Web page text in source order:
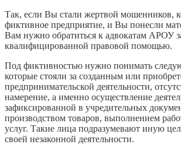
Так, если Вы стали жертвой мошенников,
фиктивное предприятие, и Вы понесли
Вам нужно обратиться к адвокатам АРОУ
квалифицированной правовой помощью.
Под фиктивностью нужно понимать
которые стояли за созданным или
предпринимательской деятельности,
намерение, а именно осуществление
зафиксированной в учредительных
производством товаров, выполнением
услуг. Такие лица подразумевают иную
своей незаконной деятельности.